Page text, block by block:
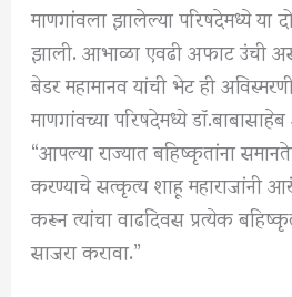
माणगांवला झालेल्या परिषदेमध्ये या
झाली. आभाळा एवढी अफाट उंची
बेडर महामानव यांची भेट ही
माणगांवच्या परिषदेमध्ये
“आपल्या राज्यात बहिष्कृतांना
करण्याचे सत्कृत्य शाहू महाराजांनी
करून त्यांचा वाढदिवस प्रत्येक
साजरा करावा.”